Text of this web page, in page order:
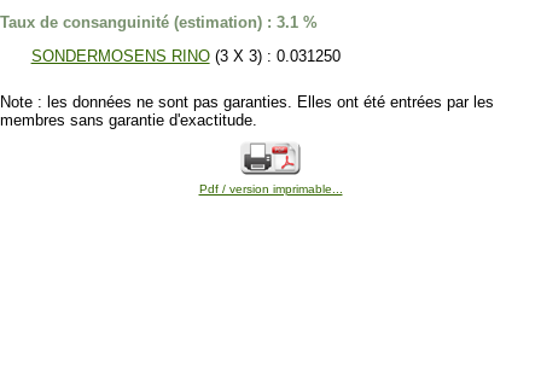
Taux de consanguinité (estimation) : 3.1 %
SONDERMOSENS RINO(3 X 3) : 0.031250
Note : les données ne sont pas garanties. Elles ont été entrées par les
membres sans garantie d'exactitude.
Pdf / version imprimable...